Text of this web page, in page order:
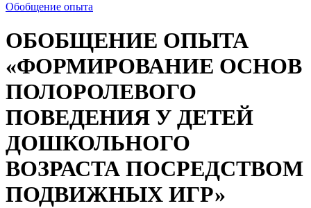
Обобщение опыта
ОБОБЩЕНИЕ ОПЫТА
«ФОРМИРОВАНИЕ ОСНОВ
ПОЛОРОЛЕВОГО
ПОВЕДЕНИЯ У ДЕТЕЙ
ДОШКОЛЬНОГО
ВОЗРАСТА ПОСРЕДСТВОМ
ПОДВИЖНЫХ ИГР»